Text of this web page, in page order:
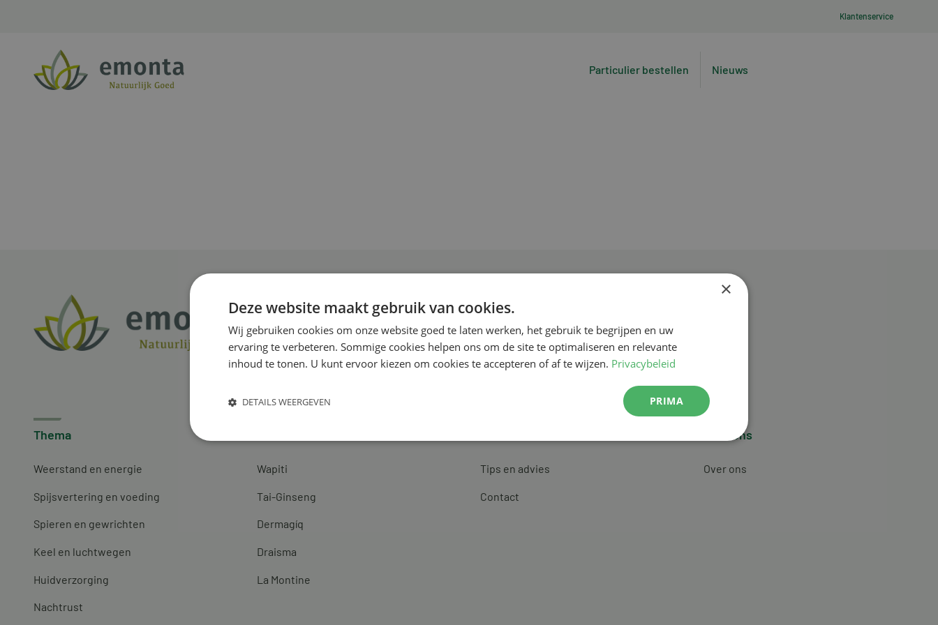
Klantenservice
Particulier bestellen Nieuws
Thema
Weerstand en energie
Spijsvertering en voeding
Spieren en gewrichten
Keel en luchtwegen
Huidverzorging
Nachtrust
Wapiti
Tai-Ginseng
Dermagíq
Draisma
La Montine
Tips en advies
Contact
Over ons
Over ons
×
Deze website maakt gebruik van cookies.
Wij gebruiken cookies om onze website goed te laten werken, het gebruik te begrijpen en uw
ervaring te verbeteren. Sommige cookies helpen ons om de site te optimaliseren en relevante
inhoud te tonen. U kunt ervoor kiezen om cookies te accepteren of af te wijzen. Privacybeleid
PRIMA
DETAILS WEERGEVEN